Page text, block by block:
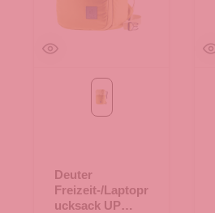
turmeric-ginger
Deuter
Freizeit-/Laptopr
ucksack UP